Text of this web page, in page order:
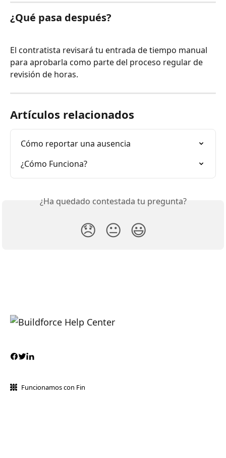
¿Qué pasa después?
El contratista revisará tu entrada de tiempo manual
para aprobarla como parte del proceso regular de
revisión de horas.
Artículos relacionados
Cómo reportar una ausencia
¿Cómo Funciona?
¿Ha quedado contestada tu pregunta?
😞 😐 😃
Funcionamos con Fin